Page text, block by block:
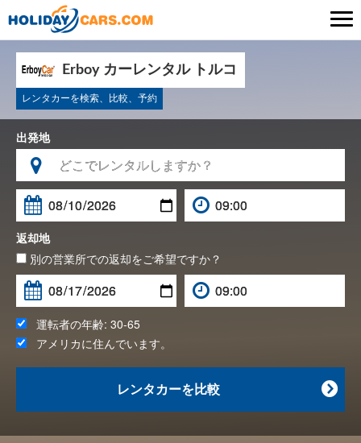
Erboy カーレンタル トルコ
レンタカーを検索、比較、予約
出発地


返却地
別の営業所での返却をご希望ですか？
運転者の年齢: 30-65
アメリカに住んでいます。

レンタカーを比較